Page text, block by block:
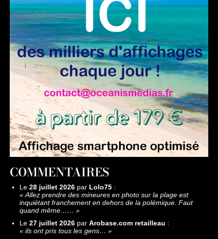
COMMENTAIRES
Le 28 juillet 2026 par Lolo75 :
« Allez prendre des mineures en photo sur la plage est
inquiétant franchement en dehors de la polémique. Faut
quand même…… »
Le 27 juillet 2026 par Arobase.com retailleau :
« ils ont pris tous les gens… »